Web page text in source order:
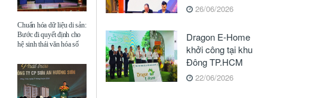
Chuẩn hóa dữ liệu di sản:
Bước đi quyết định cho
hệ sinh thái văn hóa số
26/06/2026
Dragon E-Home
khởi công tại khu
Đông TP.HCM
22/06/2026